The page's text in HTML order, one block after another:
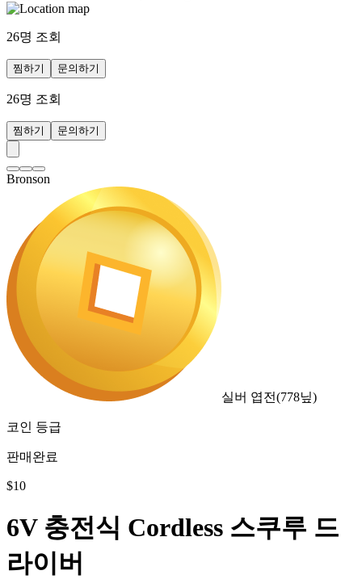
26명 조회
찜하기 문의하기
26명 조회
찜하기 문의하기
Bronson
실버 엽전(778닢)
코인 등급
판매완료
$10
6V 충전식 Cordless 스쿠루 드
라이버